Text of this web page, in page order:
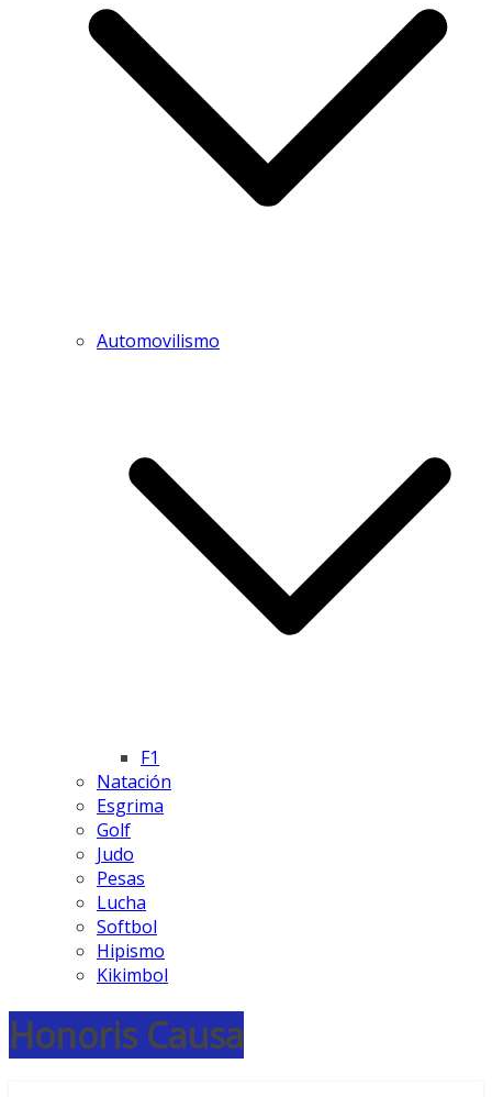
Automovilismo
F1
Natación
Esgrima
Golf
Judo
Pesas
Lucha
Softbol
Hipismo
Kikimbol
Honoris Causa